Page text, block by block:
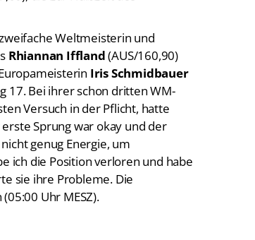
Weltmeisterin und
Rhiannan Iffland(AUS/160,90)
Iris Schmidbauer
17. Bei ihrer schon dritten WM-
Versuch in der Pflicht, hatte
Sprung war okay und der
genug Energie, um
ich die Position verloren und habe
sie ihre Probleme. Die
Uhr MESZ).